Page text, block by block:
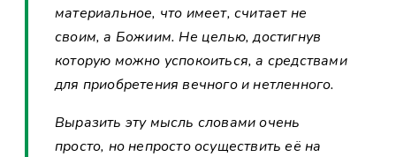
материальное, что имеет, считает не
своим, а Божиим. Не целью, достигнув
которую можно успокоиться, а средствами
для приобретения вечного и нетленного.
Выразить эту мысль словами очень
просто, но непросто осуществить её на